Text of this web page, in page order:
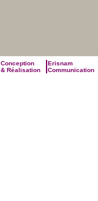
Erisnam
Communication
Conception
& Réalisation